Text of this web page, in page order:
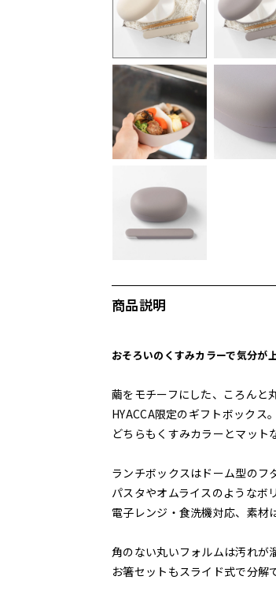
商品説明
おそろいのくすみカラーで気分が
繭をモチーフにした、ころんと
HYACCA限定のギフトボックス。
どちらもくすみカラーとマット
ランチボックスはドーム型のフ
パスタやオムライスのようなボ
電子レンジ・食洗機対応、素材
角のない丸いフォルムは汚れが
お箸セットもスライド式で分解